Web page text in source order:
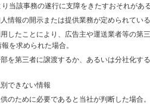
当該事務の遂行に支障をきたすおそれがある
情報の開示または提供業務が定められている
したことにより、広告主や運送業者等の第
を求められた場合。
を第三者に譲渡するか、あるいは分社化す
できない情報
のために必要であると当社が判断した場合。